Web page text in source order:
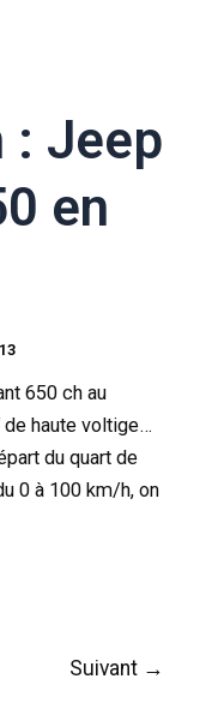
: Jeep
en
650 ch au
de haute voltige…
du quart de
0 à 100 km/h, on
Suivant →